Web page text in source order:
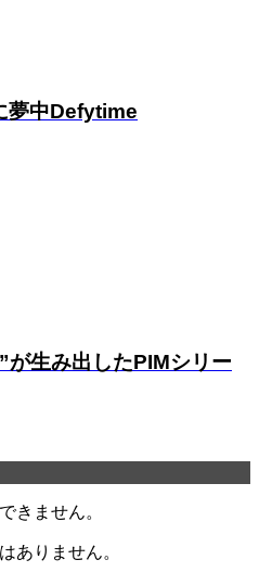
夢中Defytime
が生み出したPIMシリー
きません。
ありません。